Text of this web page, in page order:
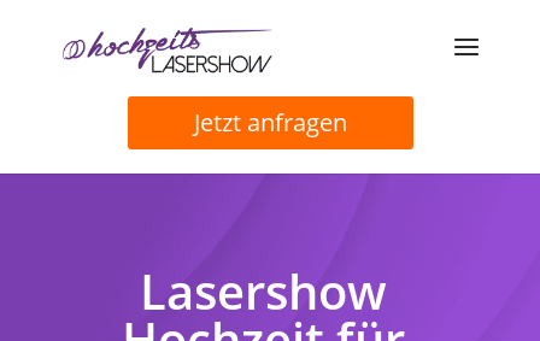
Jetzt anfragen
Lasershow